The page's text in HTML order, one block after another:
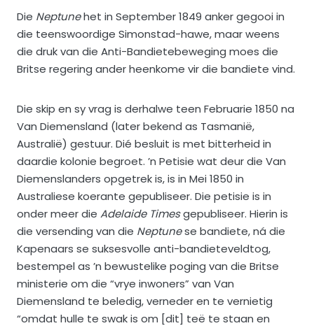
Die Neptunehet in September 1849 anker gegooi in
die teenswoordige Simonstad-hawe, maar weens
die druk van die Anti-Bandietebeweging moes die
Britse regering ander heenkome vir die bandiete vind.
Die skip en sy vrag is derhalwe teen Februarie 1850 na
Van Diemensland (later bekend as Tasmanië,
Australië) gestuur. Dié besluit is met bitterheid in
daardie kolonie begroet. ’n Petisie wat deur die Van
Diemenslanders opgetrek is, is in Mei 1850 in
Australiese koerante gepubliseer. Die petisie is in
onder meer die Adelaide Timesgepubliseer. Hierin is
die versending van die Neptunese bandiete, ná die
Kapenaars se suksesvolle anti-bandieteveldtog,
bestempel as ’n bewustelike poging van die Britse
ministerie om die “vrye inwoners” van Van
Diemensland te beledig, verneder en te vernietig
“omdat hulle te swak is om [dit] teë te staan en